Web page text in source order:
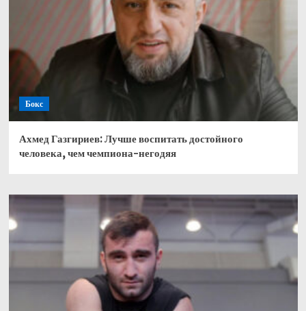
Бокс
Ахмед Газгириев: Лучше воспитать достойного
человека, чем чемпиона-негодяя